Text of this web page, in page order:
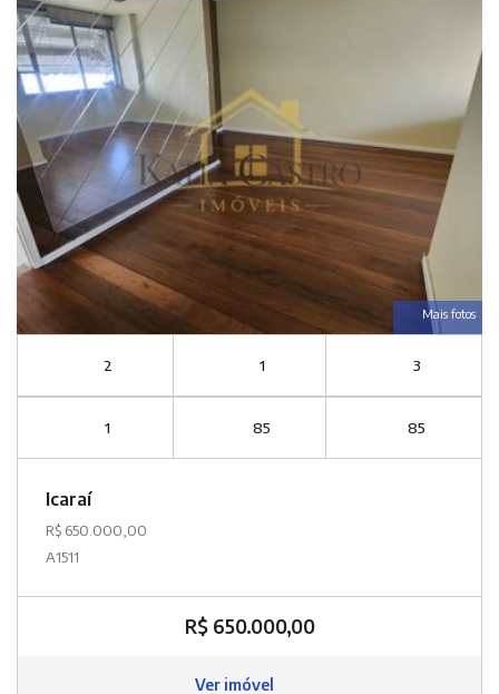
Mais fotos
2 1 3
1 85 85
Icaraí
R$ 650.000,00
A1511
R$ 650.000,00
Ver imóvel